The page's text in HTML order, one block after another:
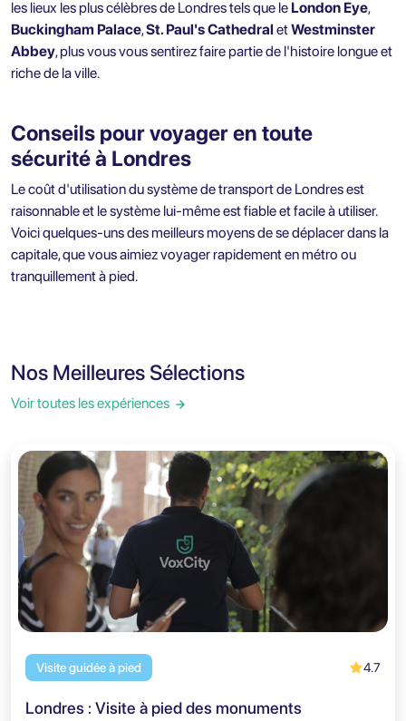
les lieux les plus célèbres de Londres tels que le London Eye,
Buckingham Palace,St. Paul's Cathedral etWestminster
Abbey, plus vous vous sentirez faire partie de l'histoire longue et
riche de la ville.
Conseils pour voyager en toute
sécurité à Londres
Le coût d'utilisation du système de transport de Londres est
raisonnable et le système lui-même est fiable et facile à utiliser.
Voici quelques-uns des meilleurs moyens de se déplacer dans la
capitale, que vous aimiez voyager rapidement en métro ou
tranquillement à pied.
Nos Meilleures Sélections
Voir toutes les expériences
Visite guidée à pied 4.7
Londres : Visite à pied des monuments